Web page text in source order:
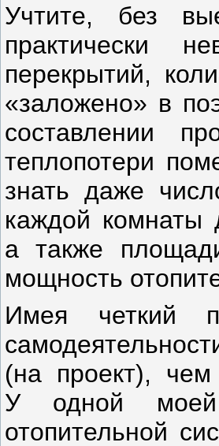
Учтите, без
практически
перекрытий,
«заложено» в
составлении
теплопотери
знать даже
каждой комнаты
а также
мощность
Имея четкий
(на проект),
У одной моей
отопительной